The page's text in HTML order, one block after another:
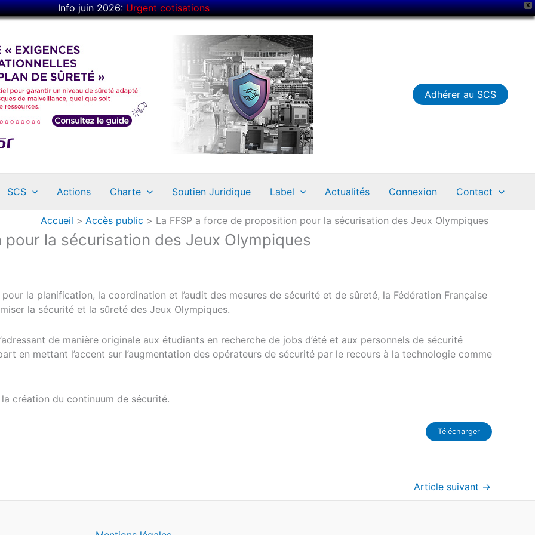
X
Info juin 2026:Urgent cotisations
Adhérer au SCS
SCS Actions Charte Soutien Juridique Label Actualités Connexion Contact
Accueil Accès public La FFSP a force de proposition pour la sécurisation des Jeux Olympiques
la sécurisation des Jeux Olympiques
la planification, la coordination et l’audit des mesures de sécurité et de sûreté, la Fédération Française
la sécurité et la sûreté des Jeux Olympiques.
de manière originale aux étudiants en recherche de jobs d’été et aux personnels de sécurité
en mettant l’accent sur l’augmentation des opérateurs de sécurité par le recours à la technologie comme
création du continuum de sécurité.
Télécharger
Article suivant →